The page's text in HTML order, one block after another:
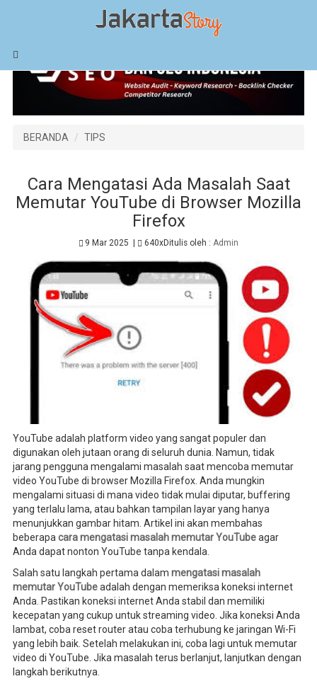
BERANDA TIPS
Cara Mengatasi Ada Masalah Saat
Memutar YouTube di Browser Mozilla
Firefox
9 Mar 2025 640xDitulis oleh :Admin
YouTube adalah platform video yang sangat populer dan
digunakan oleh jutaan orang di seluruh dunia. Namun, tidak
jarang pengguna mengalami masalah saat mencoba memutar
video YouTube di browser Mozilla Firefox. Anda mungkin
mengalami situasi di mana video tidak mulai diputar, buffering
yang terlalu lama, atau bahkan tampilan layar yang hanya
menunjukkan gambar hitam. Artikel ini akan membahas
beberapacara mengatasi masalah memutar YouTubeagar
Anda dapat nonton YouTube tanpa kendala.
Salah satu langkah pertama dalam mengatasi masalah
memutar YouTubeadalah dengan memeriksa koneksi internet
Anda. Pastikan koneksi internet Anda stabil dan memiliki
kecepatan yang cukup untuk streaming video. Jika koneksi Anda
lambat, coba reset router atau coba terhubung ke jaringan Wi-Fi
yang lebih baik. Setelah melakukan ini, coba lagi untuk memutar
video di YouTube. Jika masalah terus berlanjut, lanjutkan dengan
langkah berikutnya.